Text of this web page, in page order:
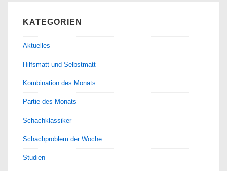
KATEGORIEN
Aktuelles
Hilfsmatt und Selbstmatt
Kombination des Monats
Partie des Monats
Schachklassiker
Schachproblem der Woche
Studien